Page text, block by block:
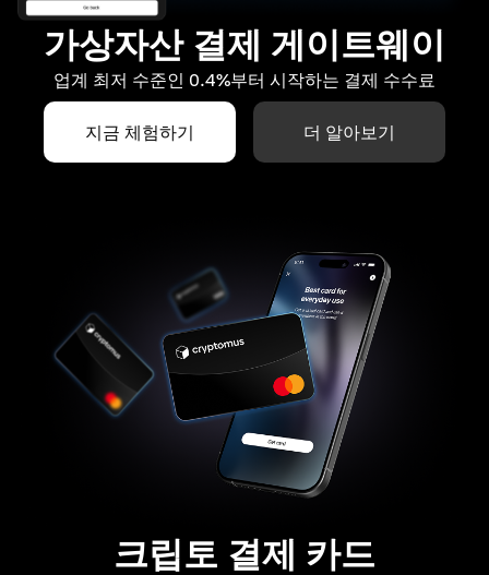
가상자산 결제 게이트웨이
업계 최저 수준인 0.4%부터 시작하는 결제 수수료
지금 체험하기 더 알아보기
크립토 결제 카드